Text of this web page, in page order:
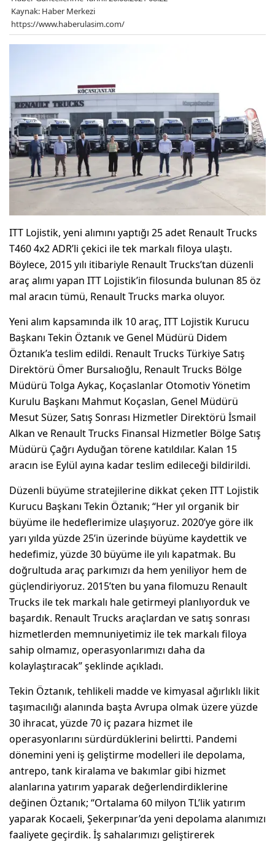
Kaynak: Haber Merkezi
https://www.haberulasim.com/
ITT Lojistik, yeni alımını yaptığı 25 adet Renault Trucks
T460 4x2 ADR’li çekici ile tek markalı filoya ulaştı.
Böylece, 2015 yılı itibariyle Renault Trucks’tan düzenli
araç alımı yapan ITT Lojistik’in filosunda bulunan 85 öz
mal aracın tümü, Renault Trucks marka oluyor.
Yeni alım kapsamında ilk 10 araç, ITT Lojistik Kurucu
Başkanı Tekin Öztanık ve Genel Müdürü Didem
Öztanık’a teslim edildi. Renault Trucks Türkiye Satış
Direktörü Ömer Bursalıoğlu, Renault Trucks Bölge
Müdürü Tolga Aykaç, Koçaslanlar Otomotiv Yönetim
Kurulu Başkanı Mahmut Koçaslan, Genel Müdürü
Mesut Süzer, Satış Sonrası Hizmetler Direktörü İsmail
Alkan ve Renault Trucks Finansal Hizmetler Bölge Satış
Müdürü Çağrı Ayduğan törene katıldılar. Kalan 15
aracın ise Eylül ayına kadar teslim edileceği bildirildi.
Düzenli büyüme stratejilerine dikkat çeken ITT Lojistik
Kurucu Başkanı Tekin Öztanık; “Her yıl organik bir
büyüme ile hedeflerimize ulaşıyoruz. 2020’ye göre ilk
yarı yılda yüzde 25’in üzerinde büyüme kaydettik ve
hedefimiz, yüzde 30 büyüme ile yılı kapatmak. Bu
doğrultuda araç parkımızı da hem yeniliyor hem de
güçlendiriyoruz. 2015’ten bu yana filomuzu Renault
Trucks ile tek markalı hale getirmeyi planlıyorduk ve
başardık. Renault Trucks araçlardan ve satış sonrası
hizmetlerden memnuniyetimiz ile tek markalı filoya
sahip olmamız, operasyonlarımızı daha da
kolaylaştıracak” şeklinde açıkladı.
Tekin Öztanık, tehlikeli madde ve kimyasal ağırlıklı likit
taşımacılığı alanında başta Avrupa olmak üzere yüzde
30 ihracat, yüzde 70 iç pazara hizmet ile
operasyonlarını sürdürdüklerini belirtti. Pandemi
dönemini yeni iş geliştirme modelleri ile depolama,
antrepo, tank kiralama ve bakımlar gibi hizmet
alanlarına yatırım yaparak değerlendirdiklerine
değinen Öztanık; “Ortalama 60 milyon TL’lik yatırım
yaparak Kocaeli, Şekerpınar’da yeni depolama alanımızı
faaliyete geçirdik. İş sahalarımızı geliştirerek